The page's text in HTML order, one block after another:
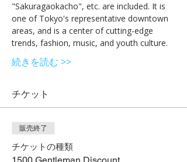
"Sakuragaokacho", etc. are included. It is
one of Tokyo's representative downtown
areas, and is a center of cutting-edge
trends, fashion, music, and youth culture.
続きを読む >>
チケット
販売終了
チケットの種類